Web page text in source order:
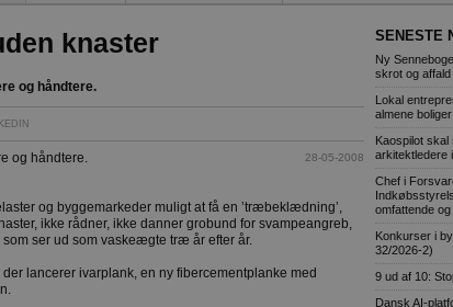
knaster
og håndtere.
28-05-2008
og håndtere.
og byggemarkeder muligt at få en ’træbeklædning’,
ikke rådner, ikke danner grobund for svampeangreb,
ser ud som vaskeægte træ år efter år.
der lancerer ivarplank, en ny fibercementplanke med
SENESTE
Ny
skrot og affald
Lokal
almene
Kaospilot
arkitektledere
Chef i
omfattende
Konkurser i
32/2026-2)
9 ud af 10:
Dansk AI-